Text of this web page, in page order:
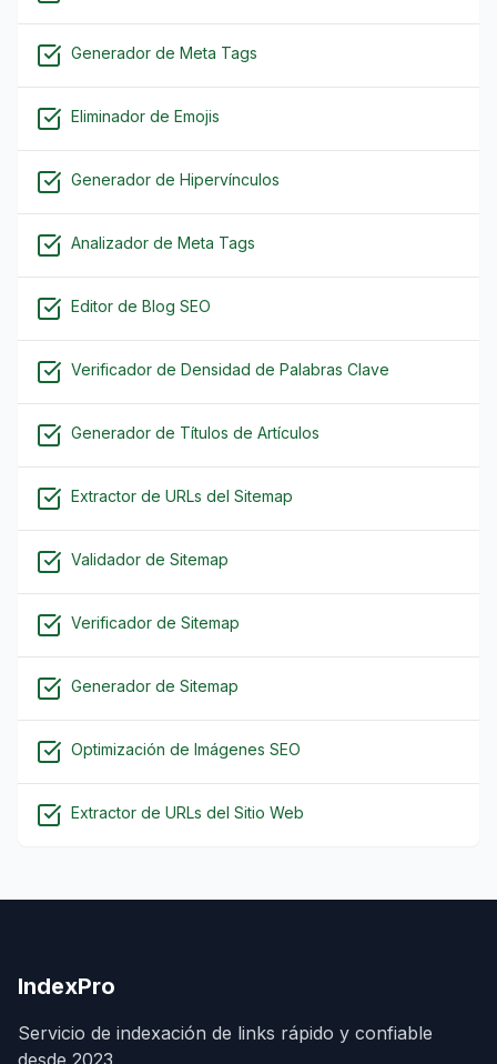
Generador de Meta Tags
Eliminador de Emojis
Generador de Hipervínculos
Analizador de Meta Tags
Editor de Blog SEO
Verificador de Densidad de Palabras Clave
Generador de Títulos de Artículos
Extractor de URLs del Sitemap
Validador de Sitemap
Verificador de Sitemap
Generador de Sitemap
Optimización de Imágenes SEO
Extractor de URLs del Sitio Web
IndexPro
Servicio de indexación de links rápido y confiable
desde 2023